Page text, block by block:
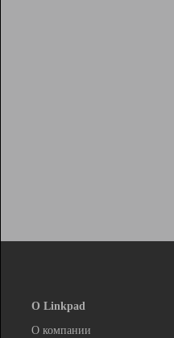
О Linkpad
О компании